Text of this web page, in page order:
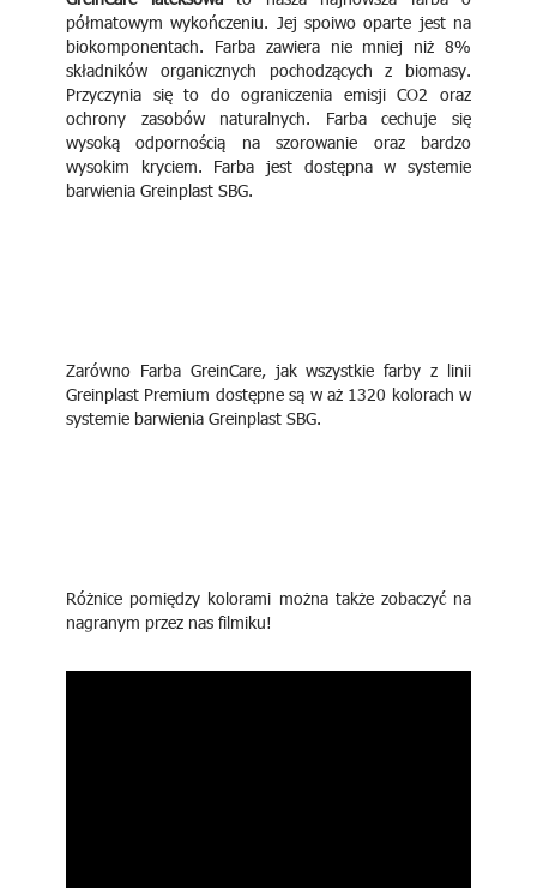
półmatowym wykończeniu. Jej spoiwo oparte jest na
biokomponentach. Farba zawiera nie mniej niż 8%
składników organicznych pochodzących z biomasy.
Przyczynia się to do ograniczenia emisji CO2 oraz
ochrony zasobów naturalnych. Farba cechuje się
wysoką odpornością na szorowanie oraz bardzo
wysokim kryciem. Farba jest dostępna w systemie
barwienia Greinplast SBG.
Zarówno Farba GreinCare, jak wszystkie farby z linii
Greinplast Premium dostępne są w aż 1320 kolorach w
systemie barwienia Greinplast SBG.
Różnice pomiędzy kolorami można także zobaczyć na
nagranym przez nas filmiku!